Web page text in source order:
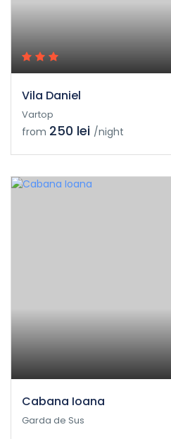
Vila Daniel
Vartop
from 250 lei /night
Cabana Ioana
Garda de Sus